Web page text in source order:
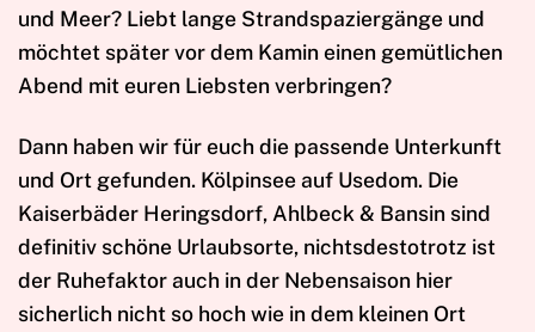
und Meer? Liebt lange Strandspaziergänge und
möchtet später vor dem Kamin einen gemütlichen
Abend mit euren Liebsten verbringen?
Dann haben wir für euch die passende Unterkunft
und Ort gefunden. Kölpinsee auf Usedom. Die
Kaiserbäder Heringsdorf, Ahlbeck & Bansin sind
definitiv schöne Urlaubsorte, nichtsdestotrotz ist
der Ruhefaktor auch in der Nebensaison hier
sicherlich nicht so hoch wie in dem kleinen Ort